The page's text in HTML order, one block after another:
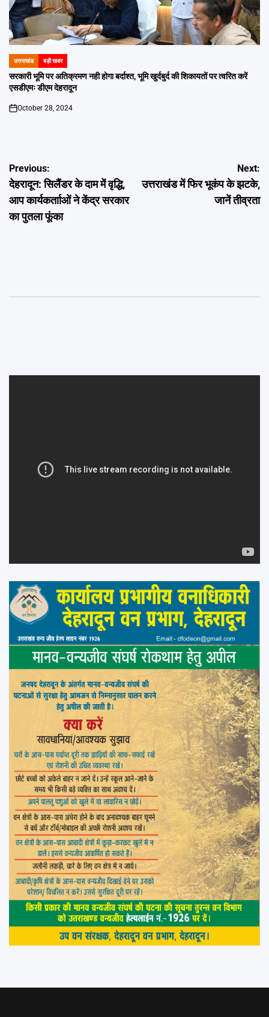
POSTED
IN
उत्तराखंड बड़ी खबर
सरकारी भूमि पर अतिक्रमण नही होगा बर्दाश्त, भूमि खुर्दबुर्द की शिकायतों पर त्वरित करें
एसडीएमः डीएम देहरादून
on
October 28, 2024
Post
navigation
Previous:
देहरादून: सिलैंडर के दाम में वृद्धि,
आप कार्यकर्तााओं ने केंद्र सरकार
का पुतला फूंका
Next:
उत्तराखंड में फिर भूकंप के झटके,
जानें तीव्रता